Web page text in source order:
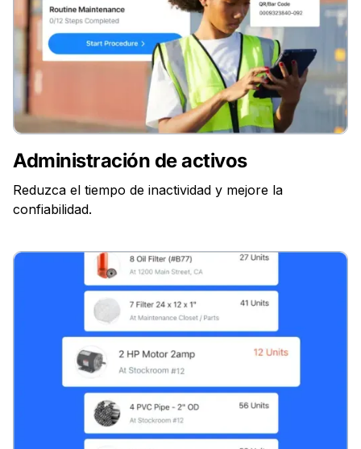
Administración de activos
Reduzca el tiempo de inactividad y mejore la
confiabilidad.